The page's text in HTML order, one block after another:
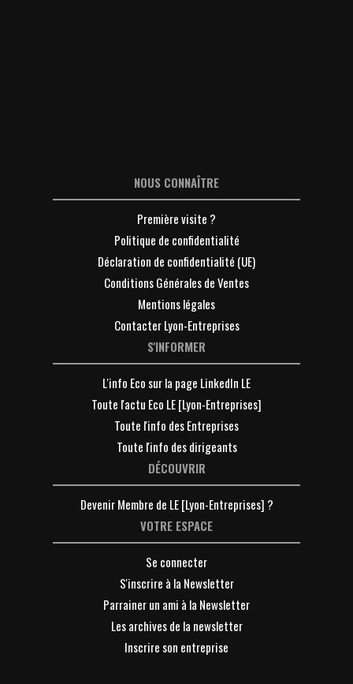
NOUS CONNAÎTRE
Première visite ?
Politique de confidentialité
Déclaration de confidentialité (UE)
Conditions Générales de Ventes
Mentions légales
Contacter Lyon-Entreprises
S'INFORMER
L'info Eco sur la page LinkedIn LE
Toute l'actu Eco LE [Lyon-Entreprises]
Toute l'info des Entreprises
Toute l'info des dirigeants
DÉCOUVRIR
Devenir Membre de LE [Lyon-Entreprises] ?
VOTRE ESPACE
Se connecter
S'inscrire à la Newsletter
Parrainer un ami à la Newsletter
Les archives de la newsletter
Inscrire son entreprise